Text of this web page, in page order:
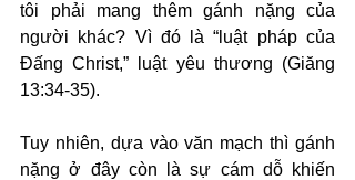
tôi phải mang thêm gánh nặng của
người khác? Vì đó là “luật pháp của
Đấng Christ,” luật yêu thương (Giăng
13:34-35).
Tuy nhiên, dựa vào văn mạch thì gánh
nặng ở đây còn là sự cám dỗ khiến